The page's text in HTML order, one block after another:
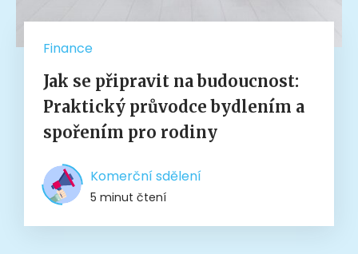
Finance
Jak se připravit na budoucnost:
Praktický průvodce bydlením a
spořením pro rodiny
Komerční sdělení
5 minut čtení